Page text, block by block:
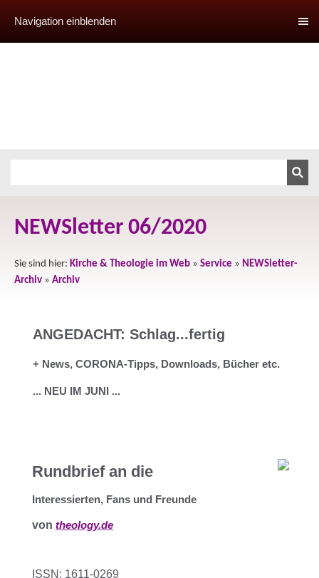
Navigation einblenden
NEWSletter 06/2020
Sie sind hier: Kirche & Theologie im Web » Service » NEWSletter-
Archiv » Archiv
ANGEDACHT: Schlag...fertig
+ News, CORONA-Tipps, Downloads, Bücher etc.
... NEU IM JUNI ...
Rundbrief an die
Interessierten, Fans und Freunde
von theology.de
ISSN: 1611-0269